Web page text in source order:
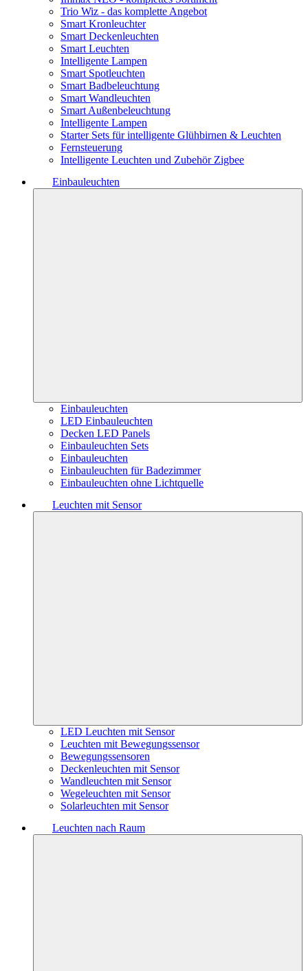
Trio Wiz - das komplette Angebot
Smart Kronleuchter
Smart Deckenleuchten
Smart Leuchten
Intelligente Lampen
Smart Spotleuchten
Smart Badbeleuchtung
Smart Wandleuchten
Smart Außenbeleuchtung
Intelligente Lampen
Starter Sets für intelligente Glühbirnen & Leuchten
Fernsteuerung
Intelligente Leuchten und Zubehör Zigbee
Einbauleuchten
Einbauleuchten
LED Einbauleuchten
Decken LED Panels
Einbauleuchten Sets
Einbauleuchten
Einbauleuchten für Badezimmer
Einbauleuchten ohne Lichtquelle
Leuchten mit Sensor
LED Leuchten mit Sensor
Leuchten mit Bewegungssensor
Bewegungssensoren
Deckenleuchten mit Sensor
Wandleuchten mit Sensor
Wegeleuchten mit Sensor
Solarleuchten mit Sensor
Leuchten nach Raum